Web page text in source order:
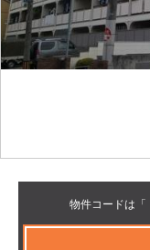
物件コードは「